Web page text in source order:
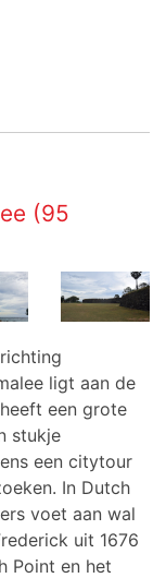
(95
ligt aan de
een grote
stukje
een citytour
In Dutch
voet aan wal
uit 1676
Point en het